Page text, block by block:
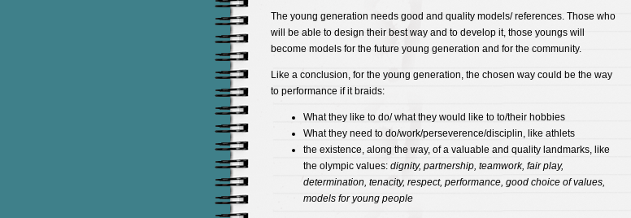
The young generation needs good and quality models/ references. Those who
will be able to design their best way and to develop it, those youngs will
become models for the future young generation and for the community.
Like a conclusion, for the young generation, the chosen way could be the way
to performance if it braids:
What they like to do/ what they would like to to/their hobbies
What they need to do/work/perseverence/disciplin, like athlets
the existence, along the way, of a valuable and quality landmarks, like
the olympic values: dignity, partnership, teamwork, fair play,
determination, tenacity, respect, performance, good choice of values,
models for young people